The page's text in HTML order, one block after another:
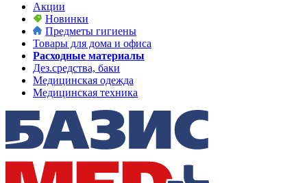
Акции
Новинки
Предметы гигиены
Товары для дома и офиса
Расходные материалы
Дез.средства, баки
Медицинская одежда
Медицинская техника